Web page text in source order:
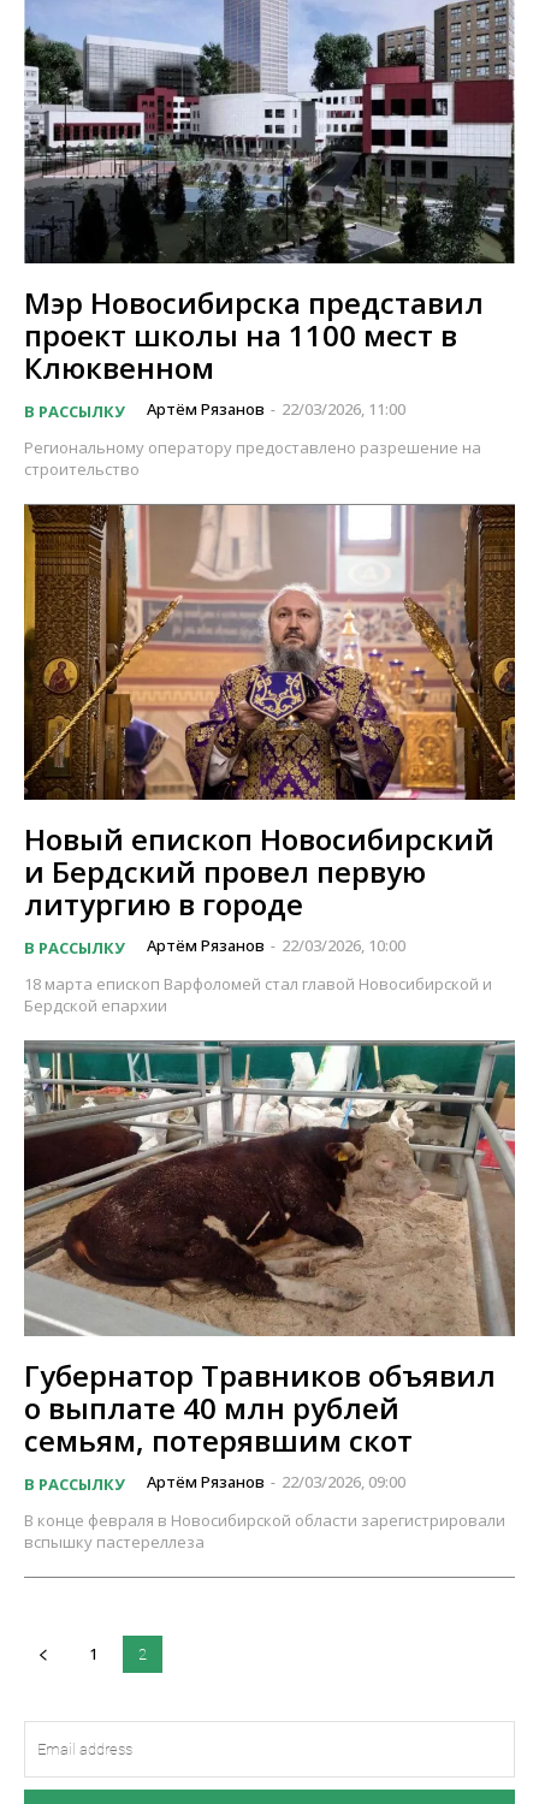
Мэр Новосибирска представил
проект школы на 1100 мест в
Клюквенном
В РАССЫЛКУ Артём Рязанов - 22/03/2026, 11:00
Региональному оператору предоставлено разрешение на
строительство
Новый епископ Новосибирский
и Бердский провел первую
литургию в городе
В РАССЫЛКУ Артём Рязанов - 22/03/2026, 10:00
18 марта епископ Варфоломей стал главой Новосибирской и
Бердской епархии
Губернатор Травников объявил
о выплате 40 млн рублей
семьям, потерявшим скот
В РАССЫЛКУ Артём Рязанов - 22/03/2026, 09:00
В конце февраля в Новосибирской области зарегистрировали
вспышку пастереллеза
1 2